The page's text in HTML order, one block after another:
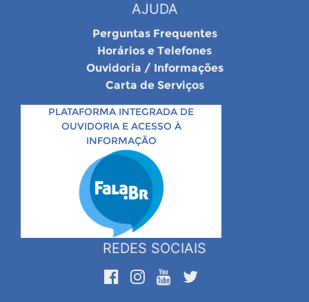
AJUDA
Perguntas Frequentes
Horários e Telefones
Ouvidoria / Informações
Carta de Serviços
PLATAFORMA INTEGRADA DE
OUVIDORIA E ACESSO À
INFORMAÇÃO
REDES SOCIAIS